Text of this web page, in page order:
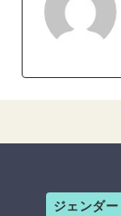
ジェンダー